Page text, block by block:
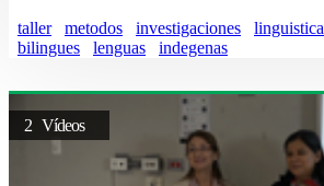
taller metodos investigaciones linguistica
bilingues
lenguas indegenas
2 Vídeos